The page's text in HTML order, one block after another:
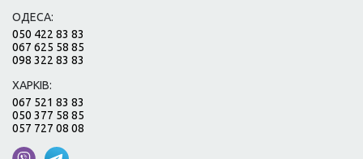
ОДЕСА:
050 422 83 83
067 625 58 85
098 322 83 83
ХАРКІВ:
067 521 83 83
050 377 58 85
057 727 08 08